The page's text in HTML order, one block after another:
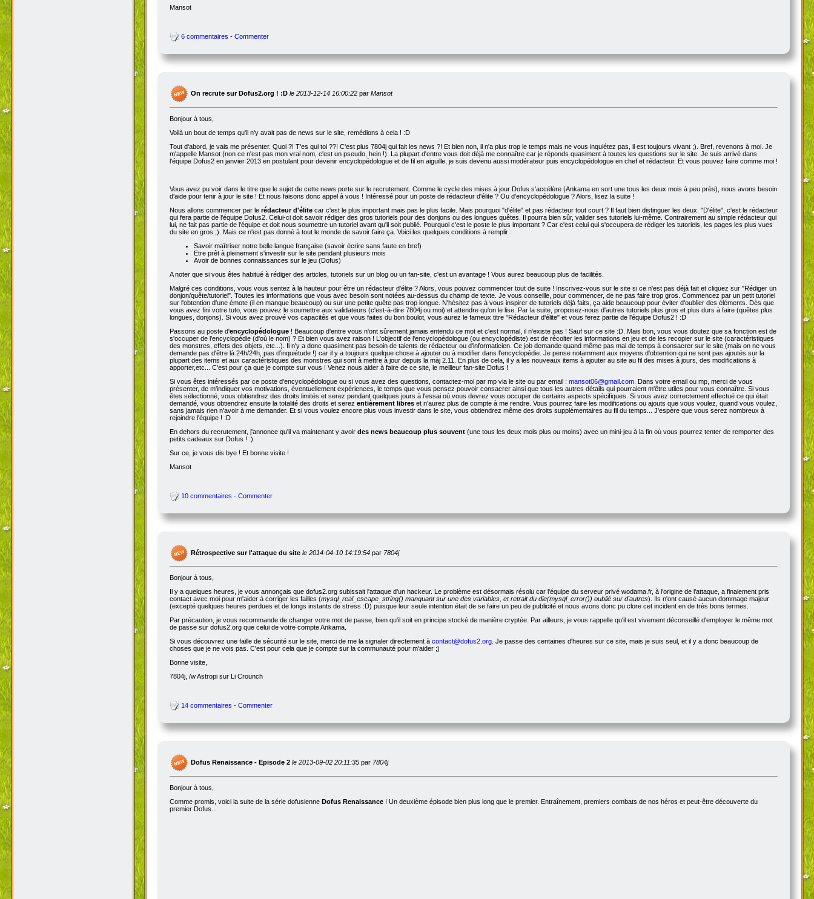
Mansot
6 commentaires - Commenter
On recrute sur Dofus2.org ! :D le 2013-12-14 16:00:22 par Mansot
Bonjour à tous,
Voilà un bout de temps qu'il n'y avait pas de news sur le site, remédions à cela ! :D
Tout d'abord, je vais me présenter. Quoi ?! T'es qui toi ??! C'est plus 7804j qui fait les news ?! Et bien non, il n'a plus trop le temps mais ne vous inquiétez pas, il est toujours vivant ;). Bref, revenons à moi. Je
m'appelle Mansot (non ce n'est pas mon vrai nom, c'est un pseudo, hein !). La plupart d'entre vous doit déjà me connaître car je réponds quasiment à toutes les questions sur le site. Je suis arrivé dans
l'équipe Dofus2 en janvier 2013 en postulant pour devenir encyclopédologue et de fil en aiguille, je suis devenu aussi modérateur puis encyclopédologue en chef et rédacteur. Et vous pouvez faire comme moi !
Vous avez pu voir dans le titre que le sujet de cette news porte sur le recrutement. Comme le cycle des mises à jour Dofus s'accélère (Ankama en sort une tous les deux mois à peu près), nous avons besoin
d'aide pour tenir à jour le site ! Et nous faisons donc appel à vous ! Intéressé pour un poste de rédacteur d'élite ? Ou d'encyclopédologue ? Alors, lisez la suite !
Nous allons commencer par le rédacteur d'élite car c'est le plus important mais pas le plus facile. Mais pourquoi "d'élite" et pas rédacteur tout court ? Il faut bien distinguer les deux. "D'élite", c'est le rédacteur
qui fera partie de l'équipe Dofus2. Celui-ci doit savoir rédiger des gros tutoriels pour des donjons ou des longues quêtes. Il pourra bien sûr, valider ses tutoriels lui-même. Contrairement au simple rédacteur qui
lui, ne fait pas partie de l'équipe et doit nous soumettre un tutoriel avant qu'il soit publié. Pourquoi c'est le poste le plus important ? Car c'est celui qui s'occupera de rédiger les tutoriels, les pages les plus vues
du site en gros ;). Mais ce n'est pas donné à tout le monde de savoir faire ça. Voici les quelques conditions à remplir :
Savoir maîtriser notre belle langue française (savoir écrire sans faute en bref)
Etre prêt à pleinement s'investir sur le site pendant plusieurs mois
Avoir de bonnes connaissances sur le jeu (Dofus)
A noter que si vous êtes habitué à rédiger des articles, tutoriels sur un blog ou un fan-site, c'est un avantage ! Vous aurez beaucoup plus de facilités.
Malgré ces conditions, vous vous sentez à la hauteur pour être un rédacteur d'élite ? Alors, vous pouvez commencer tout de suite ! Inscrivez-vous sur le site si ce n'est pas déjà fait et cliquez sur "Rédiger un
donjon/quête/tutoriel". Toutes les informations que vous avec besoin sont notées au-dessus du champ de texte. Je vous conseille, pour commencer, de ne pas faire trop gros. Commencez par un petit tutoriel
sur l'obtention d'une émote (il en manque beaucoup) ou sur une petite quête pas trop longue. N'hésitez pas à vous inspirer de tutoriels déjà faits, ça aide beaucoup pour éviter d'oublier des éléments. Dès que
vous avez fini votre tuto, vous pouvez le soumettre aux validateurs (c'est-à-dire 7804j ou moi) et attendre qu'on le lise. Par la suite, proposez-nous d'autres tutoriels plus gros et plus durs à faire (quêtes plus
longues, donjons). Si vous avez prouvé vos capacités et que vous faites du bon boulot, vous aurez le fameux titre "Rédacteur d'élite" et vous ferez partie de l'équipe Dofus2 ! :D
Passons au poste d'encyclopédologue ! Beaucoup d'entre vous n'ont sûrement jamais entendu ce mot et c'est normal, il n'existe pas ! Sauf sur ce site :D. Mais bon, vous vous doutez que sa fonction est de
s'occuper de l'encyclopédie (d'où le nom) ? Et bien vous avez raison ! L'objectif de l'encyclopédologue (ou encyclopédiste) est de récolter les informations en jeu et de les recopier sur le site (caractéristiques
des monstres, effets des objets, etc...). Il n'y a donc quasiment pas besoin de talents de rédacteur ou d'informaticien. Ce job demande quand même pas mal de temps à consacrer sur le site (mais on ne vous
demande pas d'être là 24h/24h, pas d'inquiétude !) car il y a toujours quelque chose à ajouter ou à modifier dans l'encyclopédie. Je pense notamment aux moyens d'obtention qui ne sont pas ajoutés sur la
plupart des items et aux caractéristiques des monstres qui sont à mettre à jour depuis la màj 2.11. En plus de cela, il y a les nouveaux items à ajouter au site au fil des mises à jours, des modifications à
apporter,etc... C'est pour ça que je compte sur vous ! Venez nous aider à faire de ce site, le meilleur fan-site Dofus !
Si vous êtes intéressés par ce poste d'encyclopédologue ou si vous avez des questions, contactez-moi par mp via le site ou par email : mansot06@gmail.com . Dans votre email ou mp, merci de vous
présenter, de m'indiquer vos motivations, éventuellement expériences, le temps que vous pensez pouvoir consacrer ainsi que tous les autres détails qui pourraient m'être utiles pour vous connaître. Si vous
êtes sélectionné, vous obtiendrez des droits limités et serez pendant quelques jours à l'essai où vous devrez vous occuper de certains aspects spécifiques. Si vous avez correctement effectué ce qui était
demandé, vous obtiendrez ensuite la totalité des droits et serez entièrement libres et n'aurez plus de compte à me rendre. Vous pourrez faire les modifications ou ajouts que vous voulez, quand vous voulez,
sans jamais rien n'avoir à me demander. Et si vous voulez encore plus vous investir dans le site, vous obtiendrez même des droits supplémentaires au fil du temps... J'espère que vous serez nombreux à
rejoindre l'équipe ! :D
En dehors du recrutement, j'annonce qu'il va maintenant y avoir des news beaucoup plus souvent (une tous les deux mois plus ou moins) avec un mini-jeu à la fin où vous pourrez tenter de remporter des
petits cadeaux sur Dofus ! :)
Sur ce, je vous dis bye ! Et bonne visite !
Mansot
10 commentaires - Commenter
Rétrospective sur l'attaque du site le 2014-04-10 14:19:54 par 7804j
Bonjour à tous,
Il y a quelques heures, je vous annonçais que dofus2.org subissait l'attaque d'un hackeur. Le problème est désormais résolu car l'équipe du serveur privé wodama.fr, à l'origine de l'attaque, a finalement pris
contact avec moi pour m'aider à corriger les failles (mysql_real_escape_string() manquant sur une des variables, et retrait du die(mysql_error()) oublié sur d'autres). Ils n'ont causé aucun dommage majeur
(excepté quelques heures perdues et de longs instants de stress :D) puisque leur seule intention était de se faire un peu de publicité et nous avons donc pu clore cet incident en de très bons termes.
Par précaution, je vous recommande de changer votre mot de passe, bien qu'il soit en principe stocké de manière cryptée. Par ailleurs, je vous rappelle qu'il est vivement déconseillé d'employer le même mot
de passe sur dofus2.org que celui de votre compte Ankama.
Si vous découvrez une faille de sécurité sur le site, merci de me la signaler directement à contact@dofus2.org. Je passe des centaines d'heures sur ce site, mais je suis seul, et il y a donc beaucoup de
choses que je ne vois pas. C'est pour cela que je compte sur la communauté pour m'aider ;)
Bonne visite,
7804j, /w Astropi sur Li Crounch
14 commentaires - Commenter
Dofus Renaissance - Episode 2 le 2013-09-02 20:11:35 par 7804j
Bonjour à tous,
Comme promis, voici la suite de la série dofusienne Dofus Renaissance ! Un deuxième épisode bien plus long que le premier. Entraînement, premiers combats de nos héros et peut-être découverte du
premier Dofus...